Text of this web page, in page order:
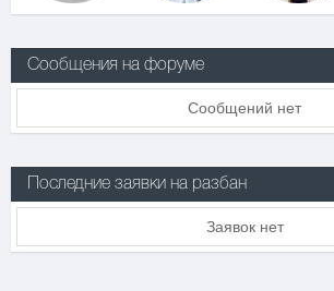
Сообщения на форуме
Сообщений нет
Последние заявки на разбан
Заявок нет